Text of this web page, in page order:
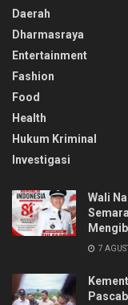
Daerah
Dharmasraya
Entertainment
Fashion
Food
Health
Hukum Kriminal
Investigasi
Wali
7